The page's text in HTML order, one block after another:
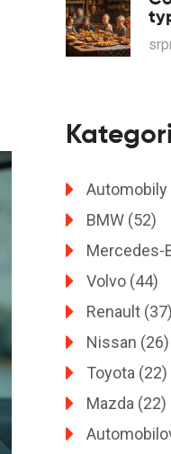
Automobily
BMW (52)
Mercedes-
Volvo (44)
Renault (37)
Nissan (26)
Toyota (22)
Mazda (22)